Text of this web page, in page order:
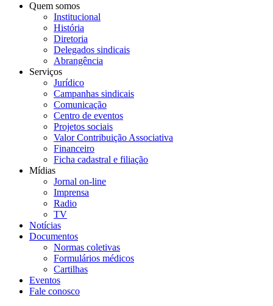
Quem somos
Institucional
História
Diretoria
Delegados sindicais
Abrangência
Serviços
Jurídico
Campanhas sindicais
Comunicação
Centro de eventos
Projetos sociais
Valor Contribuição Associativa
Financeiro
Ficha cadastral e filiação
Mídias
Jornal on-line
Imprensa
Radio
TV
Notícias
Documentos
Normas coletivas
Formulários médicos
Cartilhas
Eventos
Fale conosco